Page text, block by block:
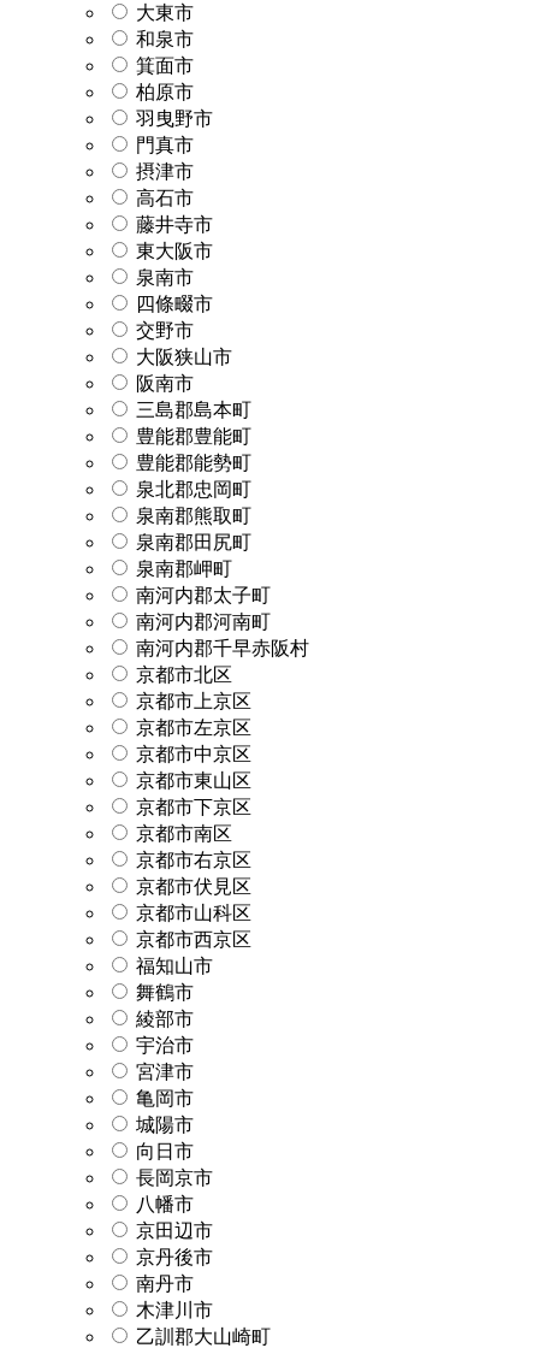
大東市
和泉市
箕面市
柏原市
羽曳野市
門真市
摂津市
高石市
藤井寺市
東大阪市
泉南市
四條畷市
交野市
大阪狭山市
阪南市
三島郡島本町
豊能郡豊能町
豊能郡能勢町
泉北郡忠岡町
泉南郡熊取町
泉南郡田尻町
泉南郡岬町
南河内郡太子町
南河内郡河南町
南河内郡千早赤阪村
京都市北区
京都市上京区
京都市左京区
京都市中京区
京都市東山区
京都市下京区
京都市南区
京都市右京区
京都市伏見区
京都市山科区
京都市西京区
福知山市
舞鶴市
綾部市
宇治市
宮津市
亀岡市
城陽市
向日市
長岡京市
八幡市
京田辺市
京丹後市
南丹市
木津川市
乙訓郡大山崎町